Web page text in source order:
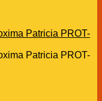
Patricia PROT-
Patricia PROT-